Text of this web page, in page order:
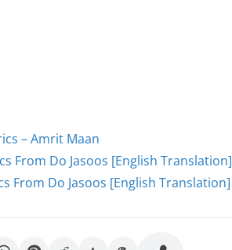
– Amrit Maan
From Do Jasoos [English Translation]
From Do Jasoos [English Translation]